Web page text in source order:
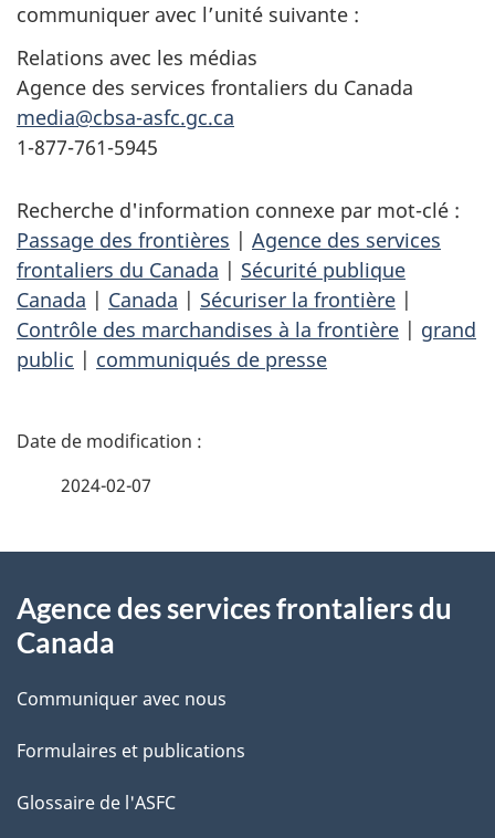
communiquer avec l’unité suivante :
Relations avec les médias
Agence des services frontaliers du Canada
media@cbsa-asfc.gc.ca
1-877-761-5945
Recherche d'information connexe par mot-clé :
Passage des frontières | Agence des services
frontaliers du Canada | Sécurité publique
Canada | Canada | Sécuriser la frontière |
Contrôle des marchandises à la frontière | grand
public | communiqués de presse
D
i
s
d
e
2024-02-07
propos
ce
site
Agence des services frontaliers du
Canada
Communiquer avec nous
Formulaires et publications
Glossaire de l'ASFC